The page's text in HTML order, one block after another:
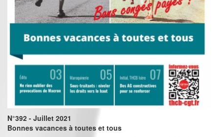
N°392 - Juillet 2021
Bonnes vacances à toutes et tous